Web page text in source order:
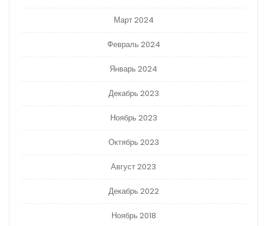
Март 2024
Февраль 2024
Январь 2024
Декабрь 2023
Ноябрь 2023
Октябрь 2023
Август 2023
Декабрь 2022
Ноябрь 2018